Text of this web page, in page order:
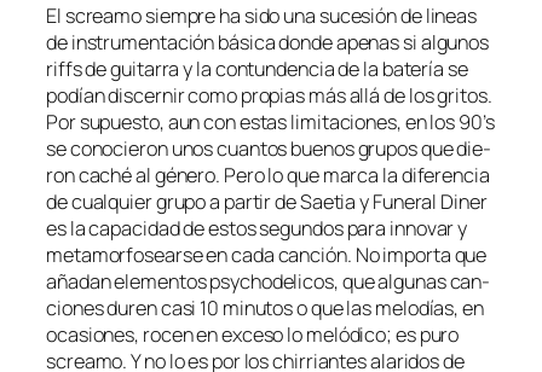
El screa­mo siem­pre ha si­do una su­ce­sión de li­neas
de ins­tru­men­ta­ción bá­si­ca don­de ape­nas si al­gu­nos
riffs de gui­ta­rra y la con­tun­den­cia de la ba­te­ría se
po­dían dis­cer­nir co­mo pro­pias más allá de los gri­tos.
Por su­pues­to, aun con es­tas li­mi­ta­cio­nes, en los 90’s
se co­no­cie­ron unos cuan­tos bue­nos gru­pos que die­
ron ca­ché al gé­ne­ro. Pero lo que mar­ca la di­fe­ren­cia
de cual­quier gru­po a par­tir de Saetia y Funeral Diner
es la ca­pa­ci­dad de es­tos se­gun­dos pa­ra in­no­var y
me­ta­mor­fo­sear­se en ca­da can­ción. No im­por­ta que
aña­dan ele­men­tos psy­cho­de­li­cos, que al­gu­nas can­
cio­nes du­ren ca­si 10 mi­nu­tos o que las me­lo­días, en
oca­sio­nes, ro­cen en ex­ce­so lo me­ló­di­co; es pu­ro
screa­mo. Y no lo es por los chi­rrian­tes ala­ri­dos de